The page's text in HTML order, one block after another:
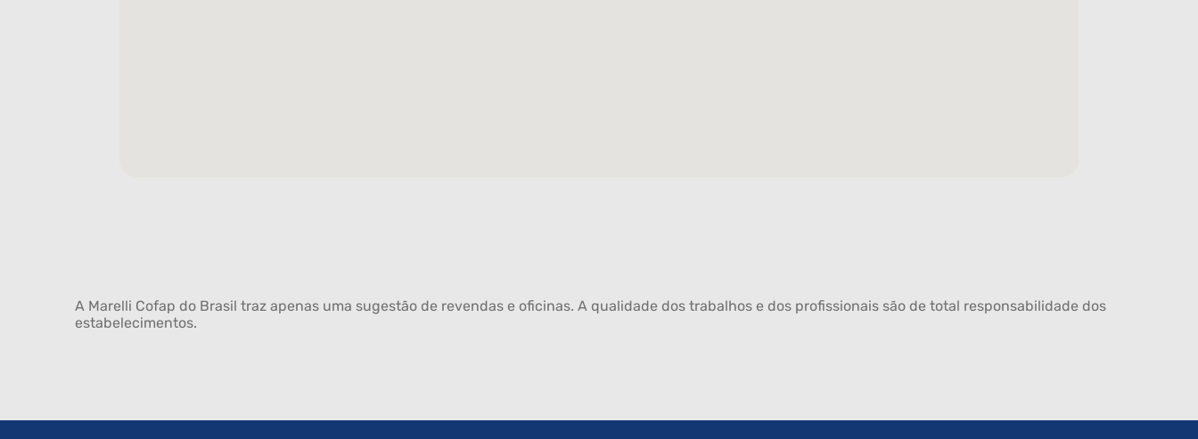
A Marelli Cofap do Brasil traz apenas uma sugestão de revendas e oficinas. A qualidade dos trabalhos e dos profissionais são de total responsabilidade dos
estabelecimentos.